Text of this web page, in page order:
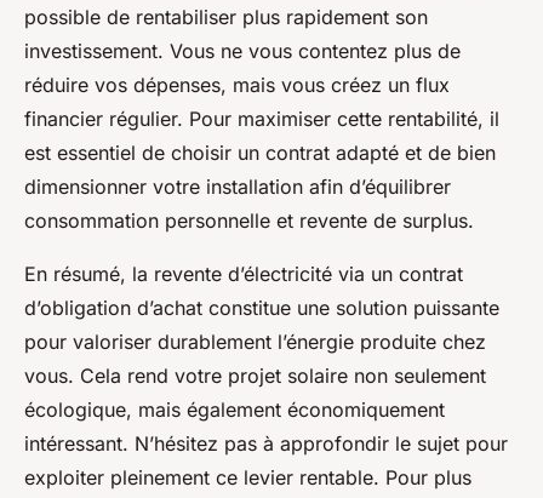
possible de rentabiliser plus rapidement son
investissement. Vous ne vous contentez plus de
réduire vos dépenses, mais vous créez un flux
financier régulier. Pour maximiser cette rentabilité, il
est essentiel de choisir un contrat adapté et de bien
dimensionner votre installation afin d’équilibrer
consommation personnelle et revente de surplus.
En résumé, la revente d’électricité via un contrat
d’obligation d’achat constitue une solution puissante
pour valoriser durablement l’énergie produite chez
vous. Cela rend votre projet solaire non seulement
écologique, mais également économiquement
intéressant. N’hésitez pas à approfondir le sujet pour
exploiter pleinement ce levier rentable. Pour plus